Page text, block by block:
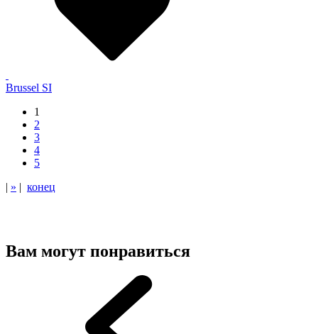
Brussel SI
1
2
3
4
5
| » | конец
Вам могут понравиться